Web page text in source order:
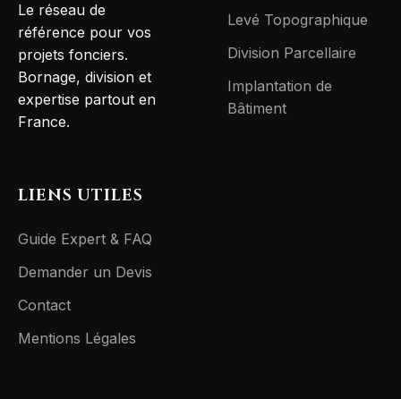
Le réseau de
référence pour vos
projets fonciers.
Bornage, division et
expertise partout en
France.
Levé Topographique
Division Parcellaire
Implantation de
Bâtiment
LIENS UTILES
Guide Expert & FAQ
Demander un Devis
Contact
Mentions Légales